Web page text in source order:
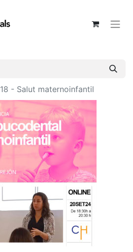
18 - Salut maternoinfantil